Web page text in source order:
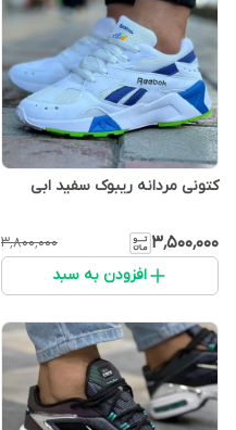
کتونی مردانه ریبوک سفید ابی
۳٬۵۰۰٬۰۰۰ ۳٬۸۰۰٬۰۰۰
افزودن به سبد